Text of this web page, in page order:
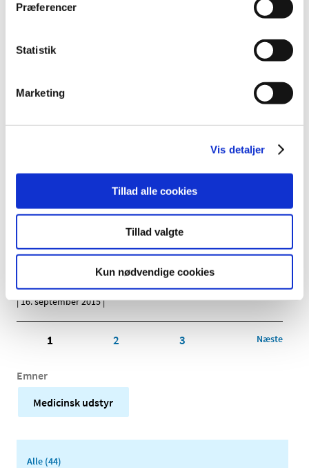
Præferencer
Statistik
Marketing
Vis detaljer
Tillad alle cookies
Tillad valgte
Kun nødvendige cookies
|23. september 2015
da Vinci Si
JenaValve TAVI System
|19. september 2015|
HeartMate II LVAS System Controller
Artis zee Floor, Artis zee Biplane og Artis zee
Multi Purpose-systemer med SW version VC21B
|16. september 2015|
1 2 3 Næste
Emner
Medicinsk udstyr
Alle (44)